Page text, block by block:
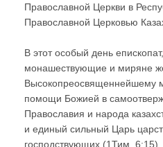
Православной Церкви в
Православной Церковью
В этот особый день
монашествующие и миряне
Высокопреосвященнейшему
помощи Божией в
Православия и народа
и единый сильный Царь
господствующих (1Тим. 6:15),